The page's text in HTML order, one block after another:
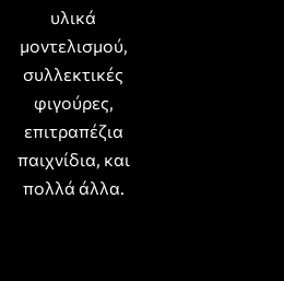
υλικά
μοντελισμού,
συλλεκτικές
φιγούρες,
επιτραπέζια
παιχνίδια, και
πολλά άλλα.